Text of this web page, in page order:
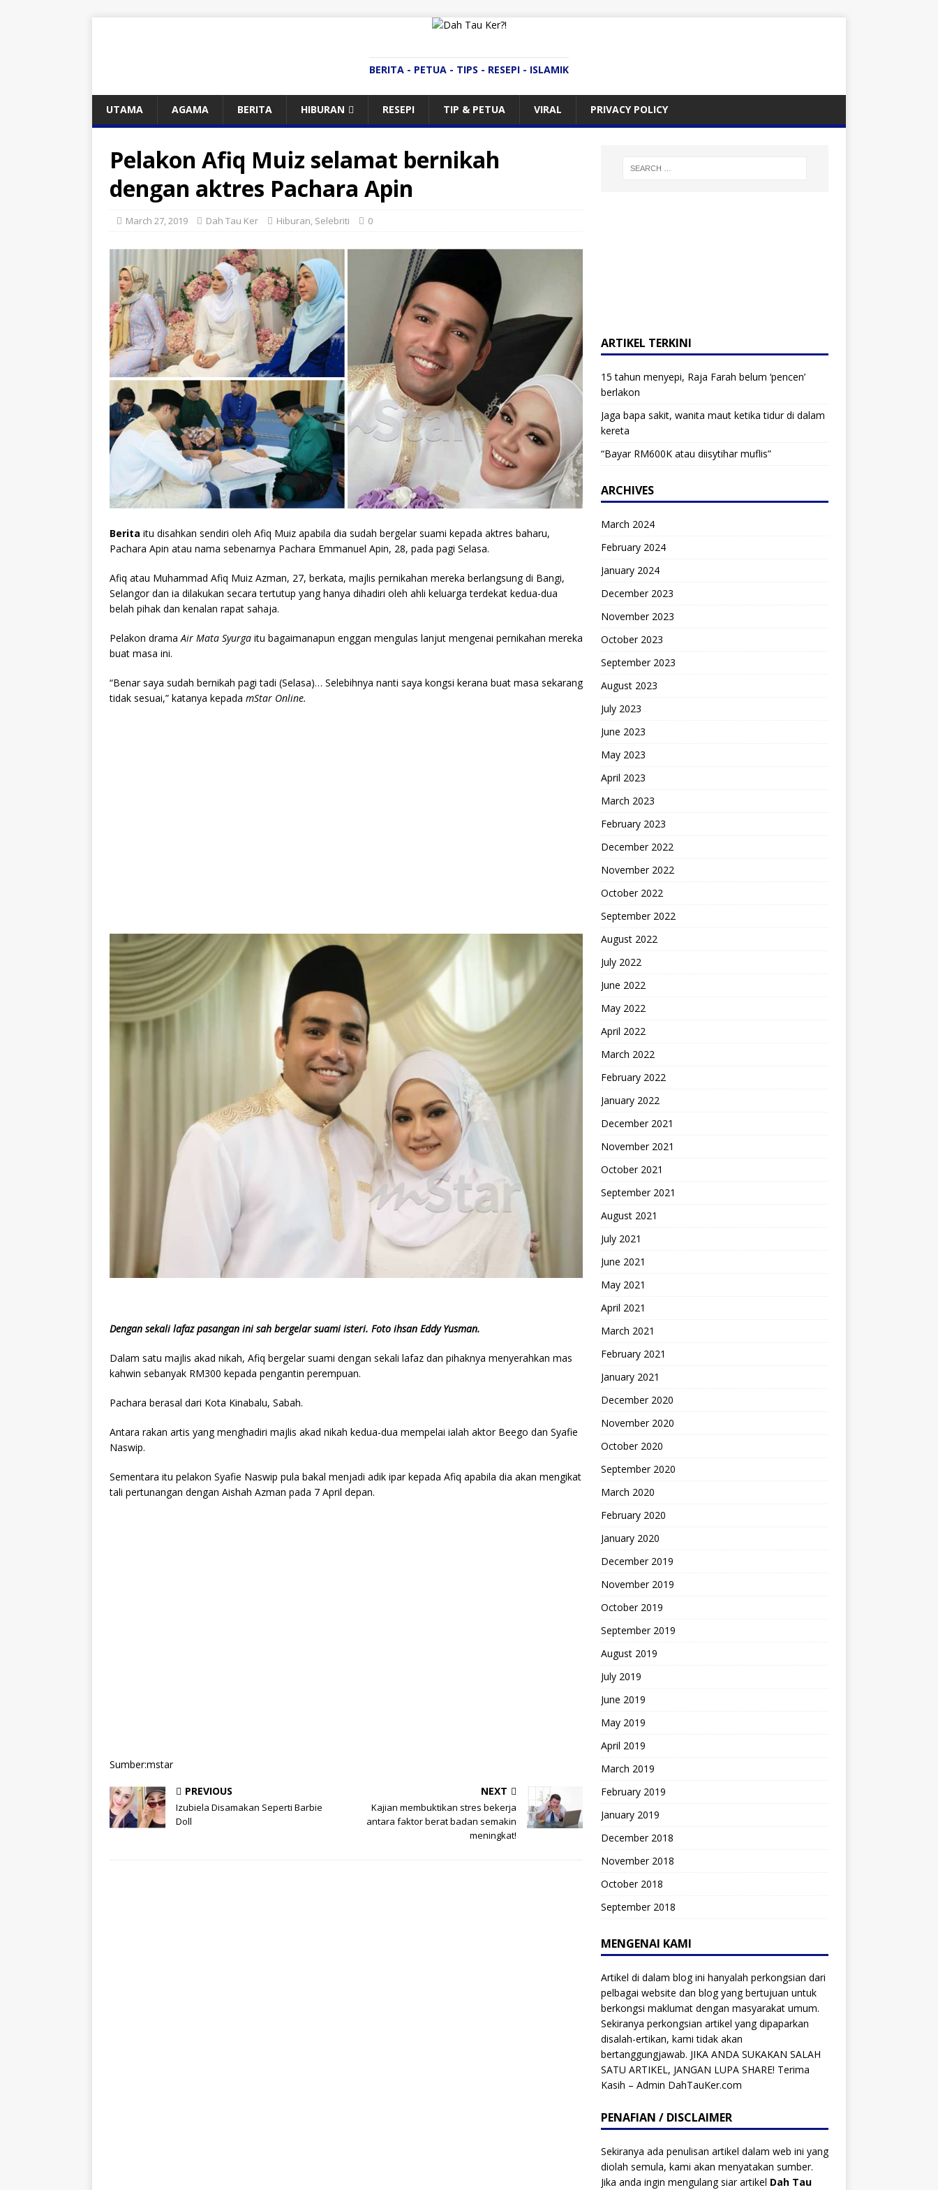
BERITA - PETUA - TIPS - RESEPI - ISLAMIK
UTAMA AGAMA BERITA HIBURAN RESEPI TIP & PETUA VIRAL PRIVACY POLICY
Pelakon Afiq Muiz selamat bernikah
dengan aktres Pachara Apin
March 27, 2019 Dah Tau Ker Hiburan, Selebriti 0
Berita itu disahkan sendiri oleh Afiq Muiz apabila dia sudah bergelar suami kepada aktres baharu,
Pachara Apin atau nama sebenarnya Pachara Emmanuel Apin, 28, pada pagi Selasa.
Afiq atau Muhammad Afiq Muiz Azman, 27, berkata, majlis pernikahan mereka berlangsung di Bangi,
Selangor dan ia dilakukan secara tertutup yang hanya dihadiri oleh ahli keluarga terdekat kedua-dua
belah pihak dan kenalan rapat sahaja.
Pelakon dramaAir Mata Syurga itu bagaimanapun enggan mengulas lanjut mengenai pernikahan mereka
buat masa ini.
“Benar saya sudah bernikah pagi tadi (Selasa)… Selebihnya nanti saya kongsi kerana buat masa sekarang
tidak sesuai,” katanya kepada mStar Online.
Dengan sekali lafaz pasangan ini sah bergelar suami isteri. Foto ihsan Eddy Yusman.
Dalam satu majlis akad nikah, Afiq bergelar suami dengan sekali lafaz dan pihaknya menyerahkan mas
kahwin sebanyak RM300 kepada pengantin perempuan.
Pachara berasal dari Kota Kinabalu, Sabah.
Antara rakan artis yang menghadiri majlis akad nikah kedua-dua mempelai ialah aktor Beego dan Syafie
Naswip.
Sementara itu pelakon Syafie Naswip pula bakal menjadi adik ipar kepada Afiq apabila dia akan mengikat
tali pertunangan dengan Aishah Azman pada 7 April depan.
Sumber:mstar
PREVIOUS
Izubiela Disamakan Seperti Barbie
Doll
NEXT
Kajian membuktikan stres bekerja
antara faktor berat badan semakin
meningkat!
ARTIKEL TERKINI
15 tahun menyepi, Raja Farah belum ‘pencen’
berlakon
Jaga bapa sakit, wanita maut ketika tidur di dalam
kereta
“Bayar RM600K atau diisytihar muflis”
ARCHIVES
March 2024
February 2024
January 2024
December 2023
November 2023
October 2023
September 2023
August 2023
July 2023
June 2023
May 2023
April 2023
March 2023
February 2023
December 2022
November 2022
October 2022
September 2022
August 2022
July 2022
June 2022
May 2022
April 2022
March 2022
February 2022
January 2022
December 2021
November 2021
October 2021
September 2021
August 2021
July 2021
June 2021
May 2021
April 2021
March 2021
February 2021
January 2021
December 2020
November 2020
October 2020
September 2020
March 2020
February 2020
January 2020
December 2019
November 2019
October 2019
September 2019
August 2019
July 2019
June 2019
May 2019
April 2019
March 2019
February 2019
January 2019
December 2018
November 2018
October 2018
September 2018
MENGENAI KAMI
Artikel di dalam blog ini hanyalah perkongsian dari
pelbagai website dan blog yang bertujuan untuk
berkongsi maklumat dengan masyarakat umum.
Sekiranya perkongsian artikel yang dipaparkan
disalah-ertikan, kami tidak akan
bertanggungjawab. JIKA ANDA SUKAKAN SALAH
SATU ARTIKEL, JANGAN LUPA SHARE! Terima
Kasih – Admin DahTauKer.com
PENAFIAN / DISCLAIMER
Sekiranya ada penulisan artikel dalam web ini yang
diolah semula, kami akan menyatakan sumber.
Jika anda ingin mengulang siar artikel Dah Tau